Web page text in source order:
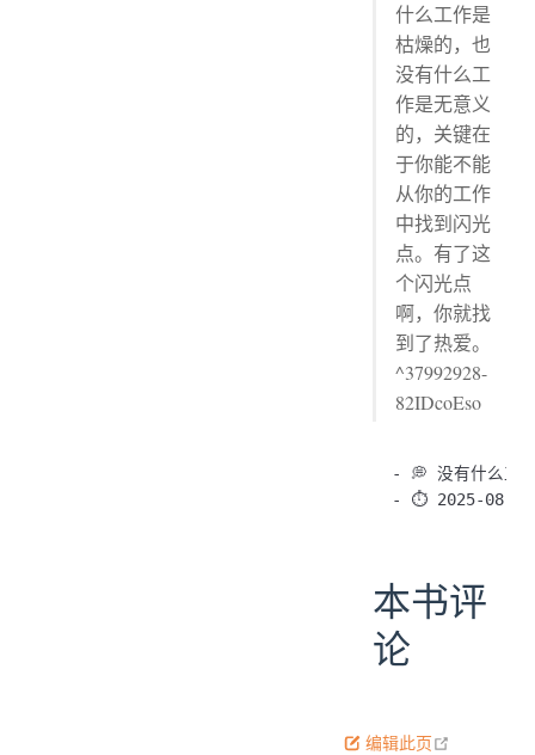
什么工作是
枯燥的，也
没有什么工
作是无意义
的，关键在
于你能不能
从你的工作
中找到闪光
点。有了这
个闪光点
啊，你就找
到了热爱。
^37992928-
82IDcoEso
- 💭 没有什么工
本书评
论
编辑此页